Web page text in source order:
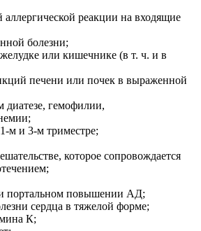
реакции на входящие
болезни;
или кишечнике (в т. ч. и в
печени или почек в выраженной
диатезе, гемофилии,
м и 3-м триместре;
которое сопровождается
портальном повышении АД;
сердца в тяжелой форме;
К;